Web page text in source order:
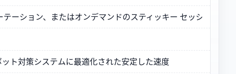
ーション、またはオンデマンドのスティッキー セッション
ト対策システムに最適化された安定した速度